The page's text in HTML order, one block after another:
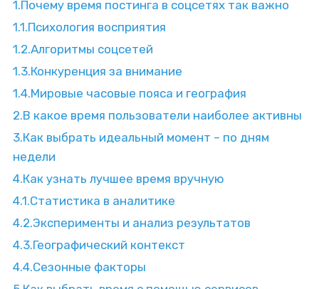
1.Почему время постинга в соцсетях так важно
1.1.Психология восприятия
1.2.Алгоритмы соцсетей
1.3.Конкуренция за внимание
1.4.Мировые часовые пояса и география
2.В какое время пользователи наиболее активны
3.Как выбрать идеальный момент – по дням
недели
4.Как узнать лучшее время вручную
4.1.Статистика в аналитике
4.2.Эксперименты и анализ результатов
4.3.Географический контекст
4.4.Сезонные факторы